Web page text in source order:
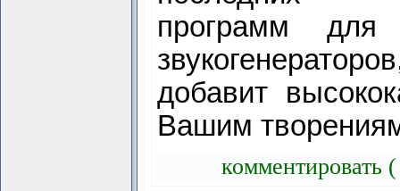
программ для
добавит
Вашим
комментировать